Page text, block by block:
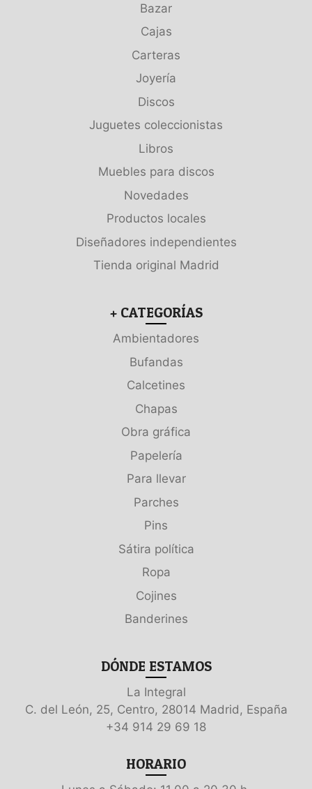
Bazar
Cajas
Carteras
Joyería
Discos
Juguetes coleccionistas
Libros
Muebles para discos
Novedades
Productos locales
Diseñadores independientes
Tienda original Madrid
+ CATEGORÍAS
Ambientadores
Bufandas
Calcetines
Chapas
Obra gráfica
Papelería
Para llevar
Parches
Pins
Sátira política
Ropa
Cojines
Banderines
DÓNDE ESTAMOS
La Integral
C. del León, 25, Centro, 28014 Madrid, España
+34 914 29 69 18
HORARIO